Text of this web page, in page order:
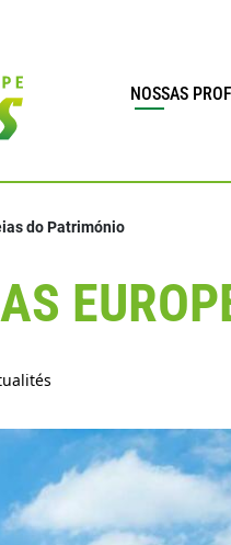
NOSSAS
do Património